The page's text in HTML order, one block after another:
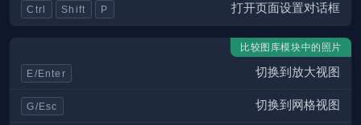
Ctrl Shift P 打开页面设置对话框
比较图库模块中的照片
E/Enter 切换到放大视图
G/Esc 切换到网格视图